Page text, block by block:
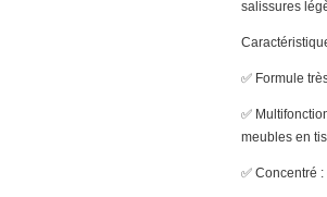
salissures
✅ Formule
✅
meubles en
✅ Concentré